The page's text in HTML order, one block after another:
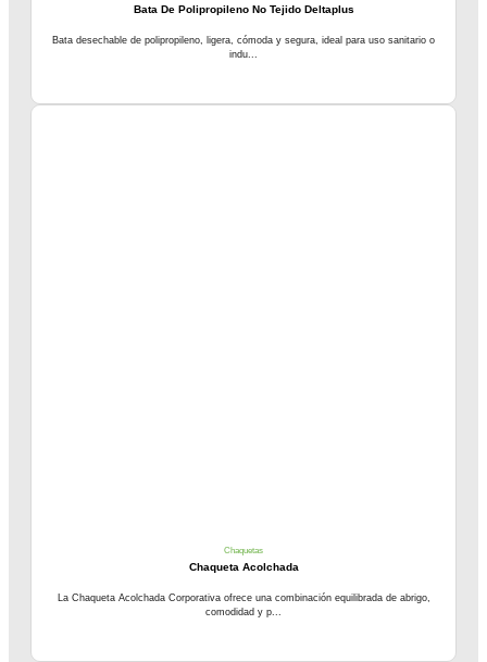
Bata De Polipropileno No Tejido Deltaplus
Bata desechable de polipropileno, ligera, cómoda y segura, ideal para uso sanitario o
indu...
Chaquetas
Chaqueta Acolchada
La Chaqueta Acolchada Corporativa ofrece una combinación equilibrada de abrigo,
comodidad y p...